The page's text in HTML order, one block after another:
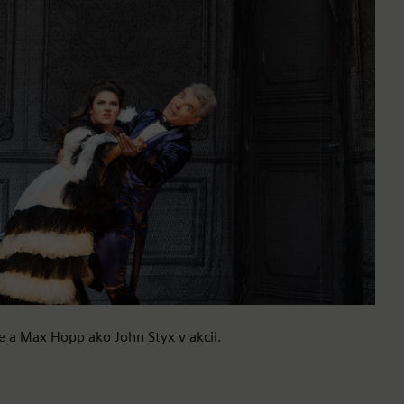
a Max Hopp ako John Styx v akcii.